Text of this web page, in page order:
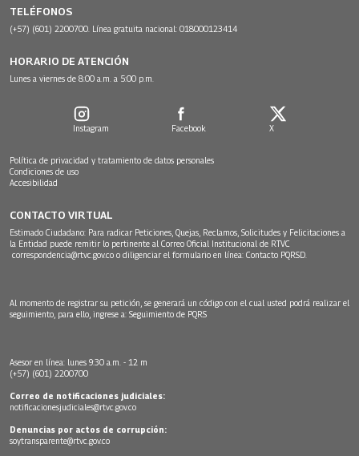
TELÉFONOS
(+57) (601) 2200700. Línea gratuita nacional: 018000123414
HORARIO DE ATENCIÓN
Lunes a viernes de 8:00 a.m. a 5:00 p.m.
Instagram Facebook X
Política de privacidad y tratamiento de datos personales
Condiciones de uso
Accesibilidad
CONTACTO VIRTUAL
Estimado Ciudadano: Para radicar Peticiones, Quejas, Reclamos, Solicitudes y Felicitaciones a
la Entidad puede remitir lo pertinente al Correo Oficial Institucional de RTVC
correspondencia@rtvc.gov.co o diligenciar el formulario en línea: Contacto PQRSD.
Al momento de registrar su petición, se generará un código con el cual usted podrá realizar el
seguimiento, para ello, ingrese a: Seguimiento de PQRS
Asesor en línea: lunes 9:30 a.m. - 12 m
(+57) (601) 2200700
Correo de notificaciones judiciales:
notificacionesjudiciales@rtvc.gov.co
Denuncias por actos de corrupción:
soytransparente@rtvc.gov.co